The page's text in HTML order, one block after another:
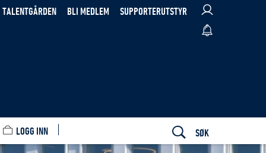
TALENTGÅRDEN BLI MEDLEM SUPPORTERUTSTYR
LOGG INN SØK